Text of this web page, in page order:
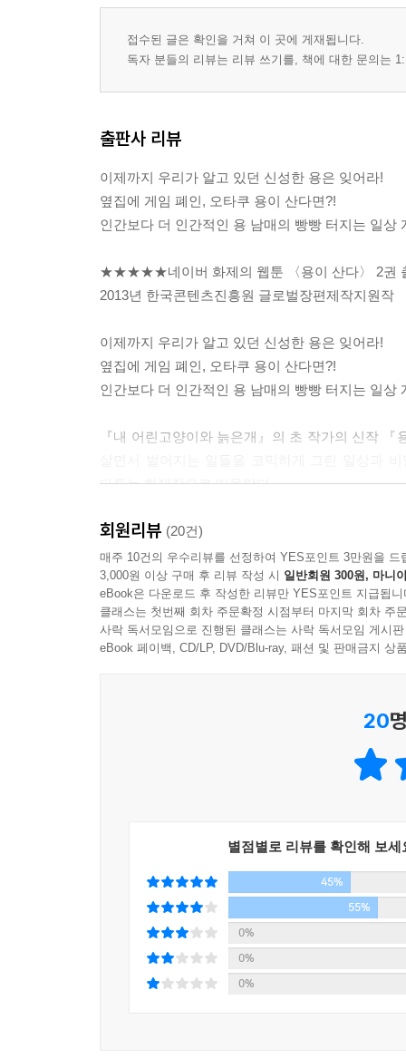
접수된 글은 확인을 거쳐 이 곳에 게재됩니다.
독자 분들의 리뷰는 리뷰 쓰기를, 책에 대한 문의는
출판사 리뷰
이제까지 우리가 알고 있던 신성한 용은 잊어라!
옆집에 게임 폐인, 오타쿠 용이 산다면?!
인간보다 더 인간적인 용 남매의 빵빵 터지는 일상
★★★★★네이버 화제의 웹툰 〈용이 산다〉 2권
2013년 한국콘텐츠진흥원 글로벌장편제작지원작
이제까지 우리가 알고 있던 신성한 용은 잊어라!
옆집에 게임 폐인, 오타쿠 용이 산다면?!
인간보다 더 인간적인 용 남매의 빵빵 터지는 일상
『내 어린고양이와 늙은개』의 초 작가의 신작
다투는 화제작으로 떠올랐다.
등장하는 개그가 용이란 정체를 숨기고 판타지
초년생 최우혁의 좌충우돌 황당한 에피소드로 펼
날아온 김용, 김옥분, 이 인간보다 더 인간적인 용
2권에서는 김옥분의 소심한 썸남 이영수와 귀여
가득하다. 1권 보다 더욱 두꺼워진 페이지와 초 작
회원리뷰 (20건)
매주 10건의 우수리뷰를 선정하여 YES포인트 3만원을 드
3,000원 이상 구매 후 리뷰 작성 시 일반회원 300원, 마니
eBook은 다운로드 후 작성한 리뷰만 YES포인트 지급됩니
클래스는 첫번째 회차 주문확정 시점부터 마지막 회차 주
사락 독서모임으로 진행된 클래스는 사락 독서모임 게시
eBook 페이백, CD/LP, DVD/Blu-ray, 패션 및 판매금지 상
20
별점별로 리뷰를 확인해 보세
45%
55%
0%
0%
0%